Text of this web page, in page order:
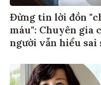
Đừng tin lời đồn
máu": Chuyên gia
người vẫn hiểu sai